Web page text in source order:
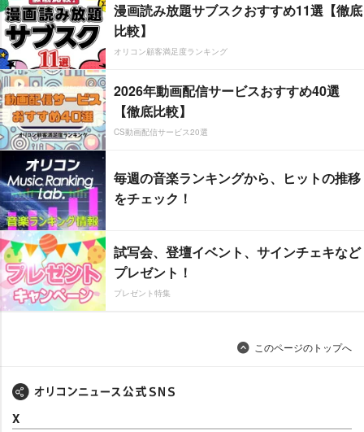
漫画読み放題サブスクおすすめ11選【徹底
比較】
オリコン顧客満足度ランキング
2026年動画配信サービスおすすめ40選
【徹底比較】
CS動画配信サービス20選
毎週の音楽ランキングから、ヒットの推移
をチェック！
試写会、登壇イベント、サインチェキなど
プレゼント！
プレゼント特集
このページのトップへ
X